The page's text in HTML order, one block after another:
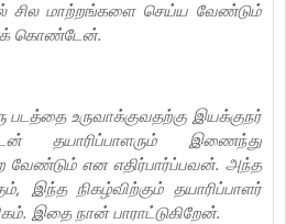
சில மாற்றங்களை செய்ய வேண்டும்
கொண்டேன்.
உருவாக்குவதற்கு இயக்குநர்
தயாரிப்பாளரும் இணைந்து
வேண்டும் என எதிர்பார்ப்பவன். அந்த
இந்த நிகழ்விற்கும் தயாரிப்பாளர்
இதை நான் பாராட்டுகிறேன்.